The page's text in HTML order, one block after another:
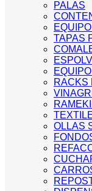
PALAS
TAPAS
RACKS
OLLAS